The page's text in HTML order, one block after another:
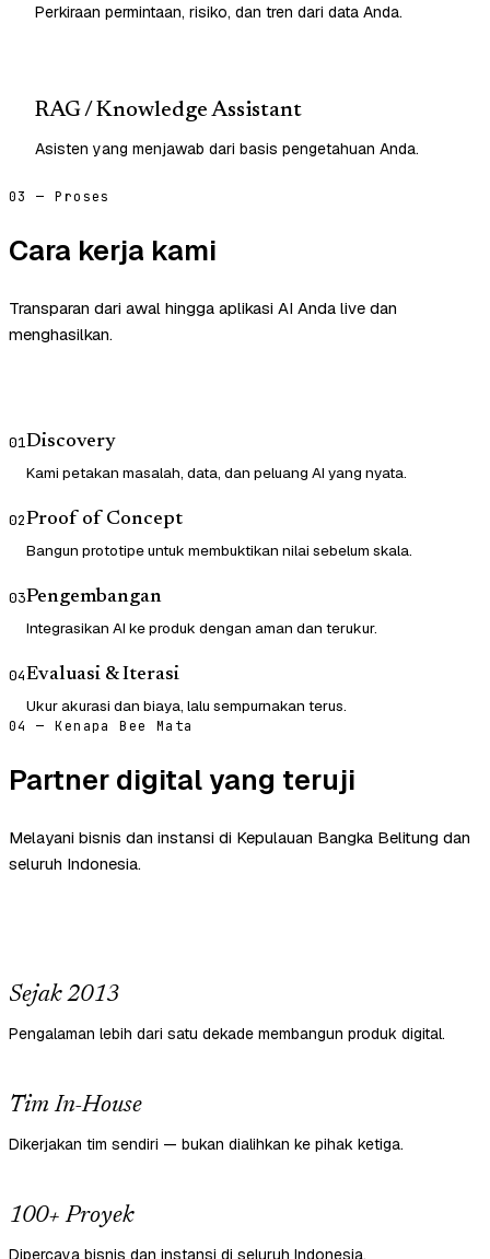
Perkiraan permintaan, risiko, dan tren dari data Anda.
RAG / Knowledge Assistant
Asisten yang menjawab dari basis pengetahuan Anda.
03 — Proses
Cara kerja kami
Transparan dari awal hingga aplikasi AI Anda live dan
menghasilkan.
01Discovery
Kami petakan masalah, data, dan peluang AI yang nyata.
02Proof of Concept
Bangun prototipe untuk membuktikan nilai sebelum skala.
03Pengembangan
Integrasikan AI ke produk dengan aman dan terukur.
04Evaluasi & Iterasi
Ukur akurasi dan biaya, lalu sempurnakan terus.
04 — Kenapa Bee Mata
Partner digital yang teruji
Melayani bisnis dan instansi di Kepulauan Bangka Belitung dan
seluruh Indonesia.
Sejak 2013
Pengalaman lebih dari satu dekade membangun produk digital.
Tim In-House
Dikerjakan tim sendiri — bukan dialihkan ke pihak ketiga.
100+ Proyek